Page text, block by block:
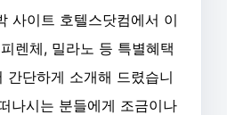
사이트 호텔스닷컴에서 이
렌체, 밀라노 등 특별혜택
간단하게 소개해 드렸습니
나시는 분들에게 조금이나